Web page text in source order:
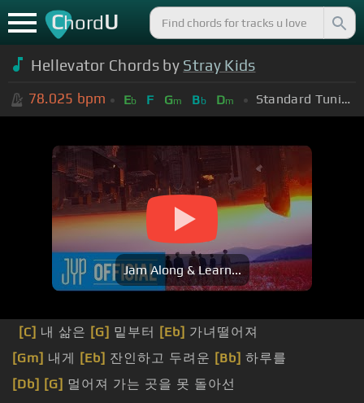
ChordU
Hellevator Chords by Stray Kids
78.025 bpm Eb F Gm Bb Dm Standard Tuning (EADGBE)
Jam Along & Learn...
[C] 내 삶은 [G] 밑부터 [Eb] 가녀떨어져
[Gm] 내게 [Eb] 잔인하고 두려운 [Bb] 하루를
[Db] [G] 멀어져 가는 곳을 못 돌아선